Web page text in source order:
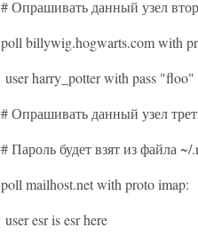
# Опрашивать данный узел
poll billywig.hogwarts.com with
user harry_potter with pass "floo"
# Опрашивать данный узел
# Пароль будет взят из файла ~/
poll mailhost.net with proto imap:
user esr is esr here